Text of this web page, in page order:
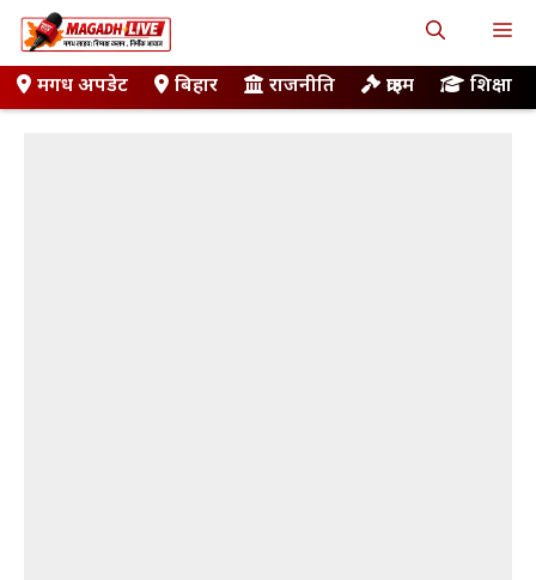
Skip
to
contentमगध अपडेट बिहार राजनीति क्राइम शिक्षा